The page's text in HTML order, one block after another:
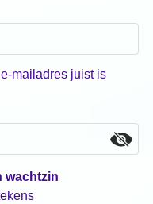
mailadres juist is
wachtzin